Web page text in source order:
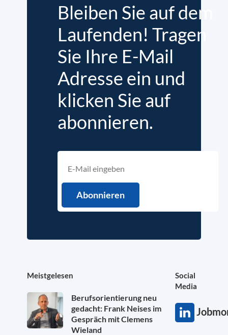
Bleiben Sie auf dem
Laufenden! Tragen
Sie Ihre E-Mail
Adresse ein und
klicken Sie auf
abonnieren.
Meistgelesen
Berufsorientierung neu
gedacht: Frank Neises im
Gespräch mit Clemens
Wieland
Social
Media